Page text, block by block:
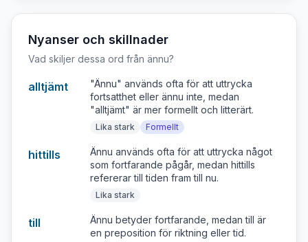
Nyanser och skillnader
Vad skiljer dessa ord från ännu?
alltjämt
"Ännu" används ofta för att uttrycka
fortsatthet eller ännu inte, medan
"alltjämt" är mer formellt och litterärt.
Lika stark Formellt
hittills
Ännu används ofta för att uttrycka något
som fortfarande pågår, medan hittills
refererar till tiden fram till nu.
Lika stark
till
Ännu betyder fortfarande, medan till är
en preposition för riktning eller tid.